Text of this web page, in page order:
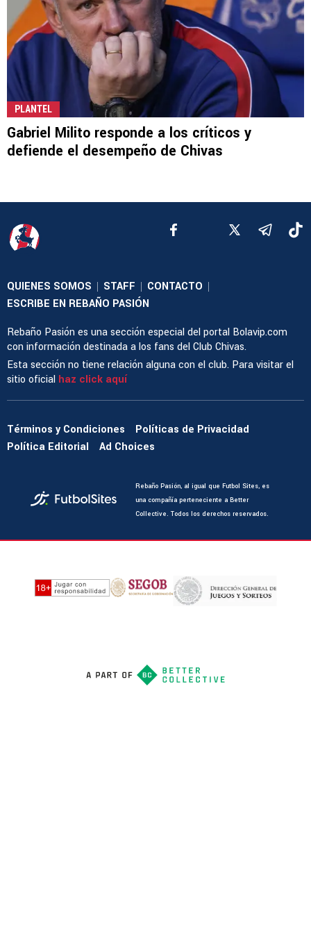
PLANTEL
Gabriel Milito responde a los críticos y
defiende el desempeño de Chivas
QUIENES SOMOS | STAFF | CONTACTO |
ESCRIBE EN REBAÑO PASIÓN
Rebaño Pasión es una sección especial del portal Bolavip.com
con información destinada a los fans del Club Chivas.
Esta sección no tiene relación alguna con el club. Para visitar el
sitio oficial haz click aquí
Términos y Condiciones
Políticas de Privacidad
Política Editorial
Ad Choices
Rebaño Pasión, al igual que Futbol Sites, es
una compañía perteneciente a Better
Collective. Todos los derechos reservados.